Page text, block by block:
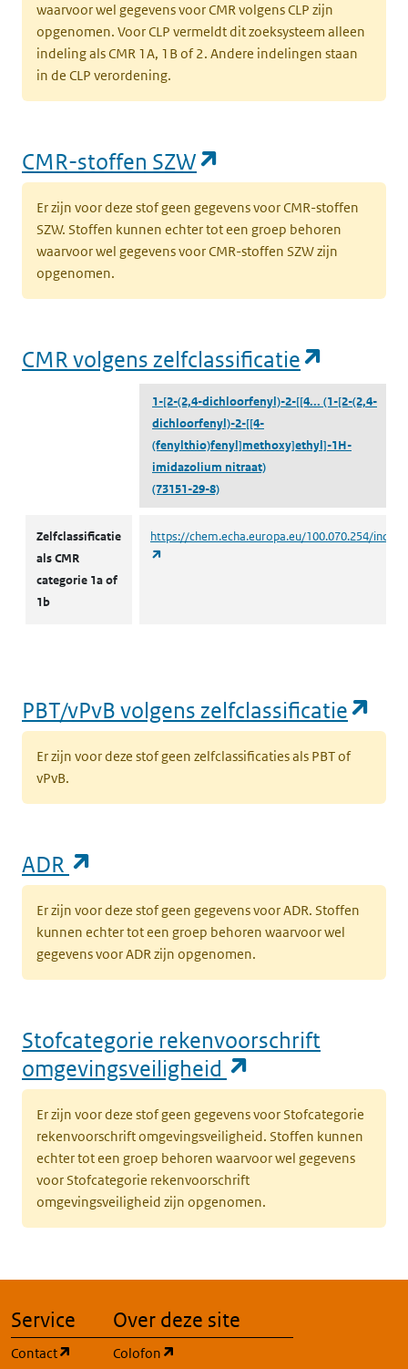
waarvoor wel gegevens voor CMR volgens CLP zijn
opgenomen. Voor CLP vermeldt dit zoeksysteem alleen
indeling als CMR 1A, 1B of 2. Andere indelingen staan
in de CLP verordening.
CMR-stoffen SZW
Er zijn voor deze stof geen gegevens voor CMR-stoffen
SZW. Stoffen kunnen echter tot een groep behoren
waarvoor wel gegevens voor CMR-stoffen SZW zijn
opgenomen.
CMR volgens zelfclassificatie
1-[2-(2,4-dichloorfenyl)-2-[[4... (1-[2-(2,4-
dichloorfenyl)-2-[[4-
(fenylthio)fenyl]methoxy]ethyl]-1H-
imidazolium nitraat)
(73151-29-8)
Zelfclassificatie
als CMR
categorie 1a of
1b
https://chem.echa.europa.eu/100.070.254/
PBT/vPvB volgens zelfclassificatie
Er zijn voor deze stof geen zelfclassificaties als PBT of
vPvB.
ADR
Er zijn voor deze stof geen gegevens voor ADR. Stoffen
kunnen echter tot een groep behoren waarvoor wel
gegevens voor ADR zijn opgenomen.
Stofcategorie rekenvoorschrift
omgevingsveiligheid
Er zijn voor deze stof geen gegevens voor Stofcategorie
rekenvoorschrift omgevingsveiligheid. Stoffen kunnen
echter tot een groep behoren waarvoor wel gegevens
voor Stofcategorie rekenvoorschrift
omgevingsveiligheid zijn opgenomen.
Service
Contact (opent in een nieuw tabblad)
Over deze site
Colofon